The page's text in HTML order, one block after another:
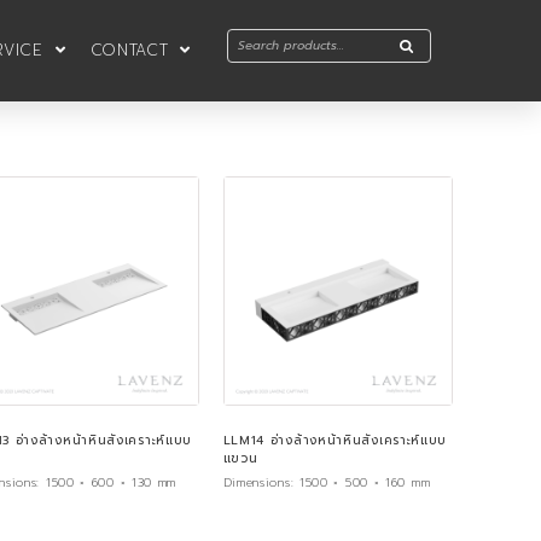
CONTACT
อ่างล้างหน้าหินสังเคราะห์แบบ
1500 × 600 × 130 mm
LLM14 อ่างล้างหน้าหินสังเคราะห์แบบ
แขวน
Dimensions: 1500 × 500 × 160 mm